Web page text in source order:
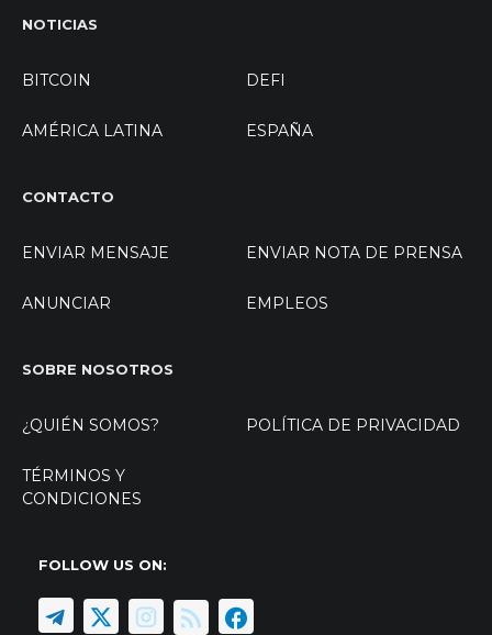
NOTICIAS
BITCOIN DEFI
AMÉRICA LATINA ESPAÑA
CONTACTO
ENVIAR MENSAJE ENVIAR NOTA DE PRENSA
ANUNCIAR EMPLEOS
SOBRE NOSOTROS
¿QUIÉN SOMOS? POLÍTICA DE PRIVACIDAD
TÉRMINOS Y
CONDICIONES
FOLLOW US ON: